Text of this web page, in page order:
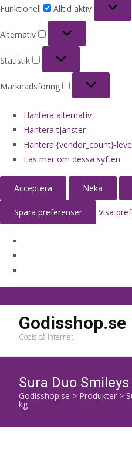
Funktionell
Alltid aktiv
Alternativ
Statistik
Marknadsföring
Hantera alternativ
Hantera tjänster
Hantera {vendor_count}-
Läs mer om dessa syften
Acceptera Neka
Spara preferenser Visa
Godisshop.se
Godis på internet
Sura Duo
Godisshop.se > Produkter >
kg